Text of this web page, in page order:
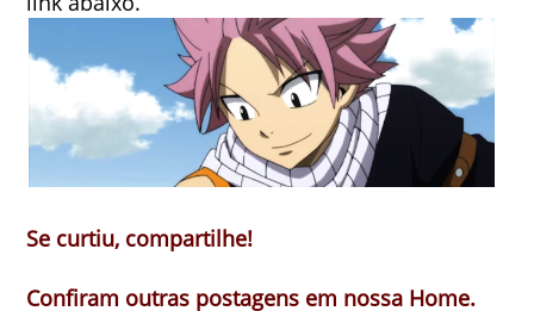
Se curtiu, compartilhe!
Confiram outras postagens em nossa Home.